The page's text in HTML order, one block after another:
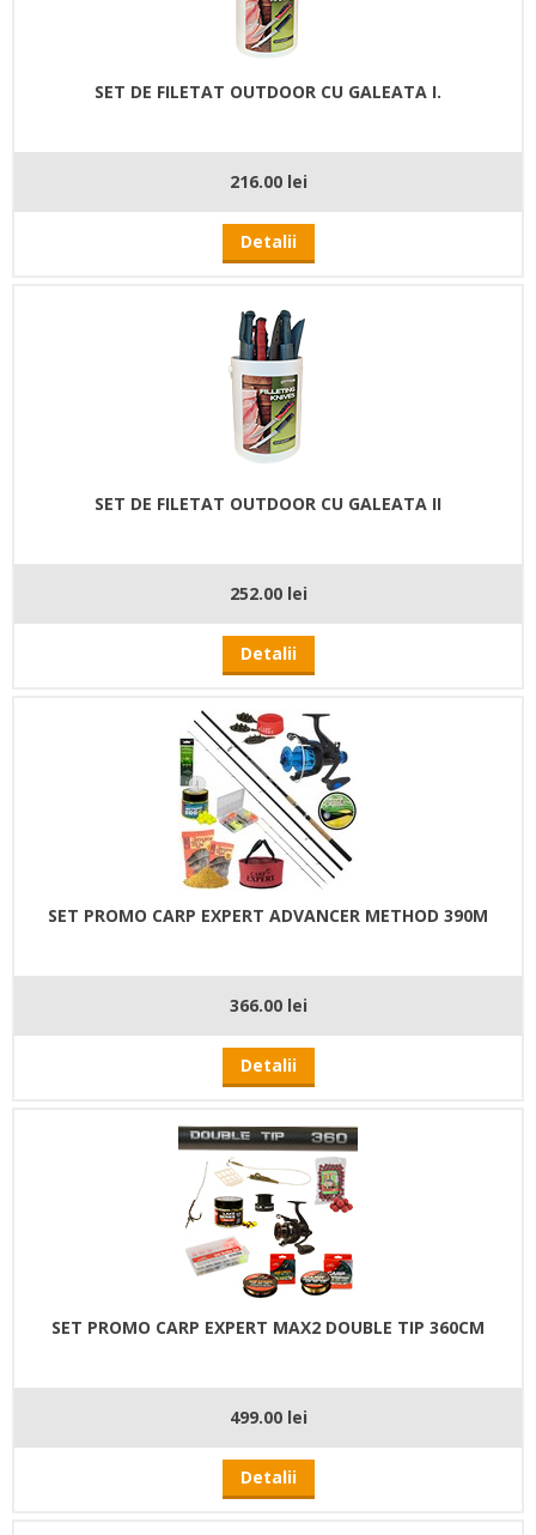
SET DE FILETAT OUTDOOR CU GALEATA I.
216.00 lei
Detalii
SET DE FILETAT OUTDOOR CU GALEATA II
252.00 lei
Detalii
SET PROMO CARP EXPERT ADVANCER METHOD 390M
366.00 lei
Detalii
SET PROMO CARP EXPERT MAX2 DOUBLE TIP 360CM
499.00 lei
Detalii